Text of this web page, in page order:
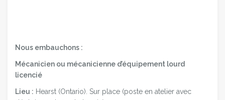
Nous embauchons :
Mécanicien ou mécanicienne d’équipement lourd
licencié
Lieu : Hearst (Ontario). Sur place (poste en atelier avec